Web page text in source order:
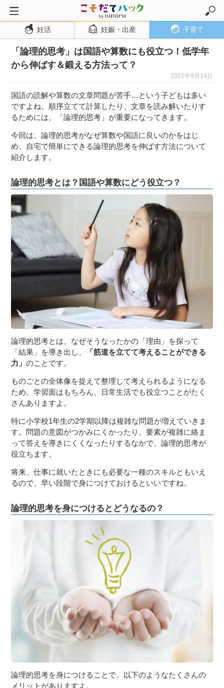
トップページ
妊活
妊娠・出産
妊娠初期
妊娠中期
妊娠後期
出産
０歳児
１歳児
３〜６歳児
７〜１２歳児
妊活 妊娠・出産 子育て
「論理的思考」は国語や算数にも役立つ！低学年
から伸ばす＆鍛える方法って？
2022年9月14日
国語の読解や算数の文章問題が苦手…という子どもは多い
ですよね。順序立てて計算したり、文章を読み解いたりす
るためには、「論理的思考」が重要になってきます。
今回は、論理的思考がなぜ算数や国語に良いのかをはじ
め、自宅で簡単にできる論理的思考を伸ばす方法について
紹介します。
論理的思考とは？国語や算数にどう役立つ？
論理的思考とは、なぜそうなったかの「理由」を探って
「結果」を導き出し、
「筋道を立てて考えることができる
力」のことです。
ものごとの全体像を捉えて整理して考えられるようになる
ため、学習面はもちろん、日常生活でも役立つことがたく
さんありますよ。
特に小学校1年生の2学期以降は複雑な問題が増えていきま
す。問題の意図がつかみにくかったり、要素が複雑に絡ま
って答えを導きにくくなったりするなかで、論理的思考が
役立ちます。
将来、仕事に就いたときにも必要な一種のスキルともいえ
るので、早い段階で身につけておけるといいですね。
論理的思考を身につけるとどうなるの？
論理的思考を身につけることで、以下のようなたくさんの
メリットがありますよ。